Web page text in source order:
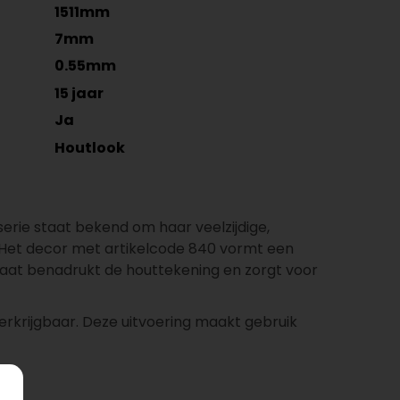
1511mm
7mm
0.55mm
15 jaar
Ja
Houtlook
staat bekend om haar veelzijdige,
decor met artikelcode 840 vormt een
benadrukt de houttekening en zorgt voor
Deze uitvoering maakt gebruik